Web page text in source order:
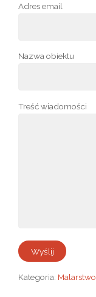
Adres email
Nazwa obiektu
Treść wiadomości
Kategoria: Malarstwo